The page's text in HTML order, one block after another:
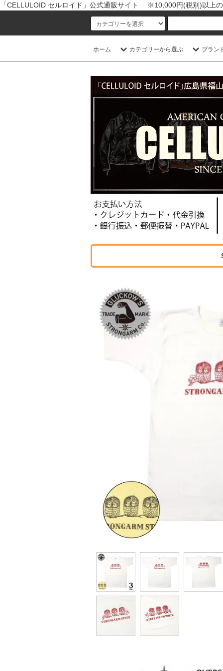
「CELLULOID セルロイド」公式通販サイト ※10,000円(税別)以上
ホーム カテゴリーから選ぶ ブラン